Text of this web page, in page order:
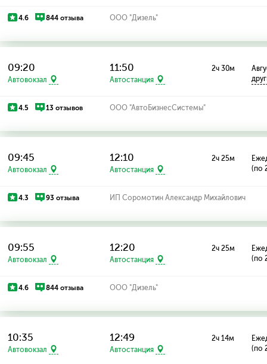
4.6 844 отзыва ООО "Дизель"
09:20
Автовокзал
11:50
Автостанция
2ч 30м
4.5 13 отзывов ООО "АвтоБизнесСистемы"
09:45
Автовокзал
12:10
Автостанция
2ч 25м
(по
4.3 93 отзыва ИП Соромотин Александр Михайлович
09:55
Автовокзал
12:20
Автостанция
2ч 25м
(по
4.6 844 отзыва ООО "Дизель"
10:35
Автовокзал
12:49
Автостанция
2ч 14м
(по